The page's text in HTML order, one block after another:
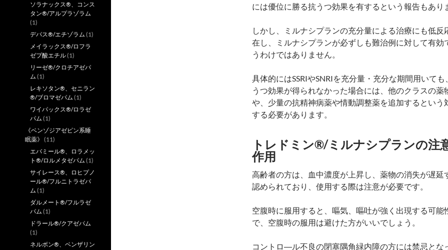
には優位に勝る抗うつ効果を有するという報告もあり
しかし、ミルナシプランの充分量による治療にも低反
在し、ミルナシプランが必ずしも難治例に対して有効
うわけではありません。
具体的にはSSRIやSNRIを充分量・充分な期間用いて
うつ効果が得られなかった場合には、他のクラスの薬
や、少量の抗精神病薬や情動調整薬を追加するという
する必要があります。
トレドミン®/ミルナシプランの注
作用
高齢者の方は、血中濃度が上昇し、薬物の消失が遅延
認められており、使用する際は注意が必要です。
空腹時に服用すると、嘔気、嘔吐が強く出現する可能
で、空腹時の服用は避けた方がいいでしょう。
コントロ―ル不良の閉塞隅角緑内障の方には禁忌とな
ソラナックス®、コンス
タン®/アルプラゾラム
(1)
デパス®/エチゾラム (1)
メイラックス®/ロフラ
ゼプ酸エチル(1)
リーゼ®/クロチアゼパ
ム (1)
レキソタン®、セニラン
®/ブロマゼパム (1)
ワイパックス®/ロラゼ
パム (1)
《ベンゾジアゼピン系睡
眠薬》 (11)
エバミール®、ロラメッ
ト®/ロルメタゼパム (1)
サイレース®、ロヒプノ
ール®/フルニトラゼパ
ム (1)
ダルメート®/フルラゼ
パム (1)
ドラール®/クアゼパム
(1)
ネルボン®、ベンザリン